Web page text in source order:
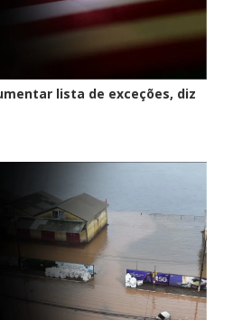
lista de exceções, diz